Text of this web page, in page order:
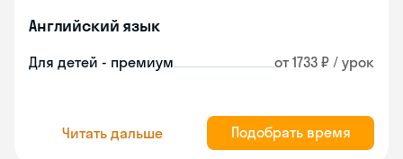
Английский язык
Для детей - премиум от 1733 ₽ / урок
Читать дальше Подобрать время